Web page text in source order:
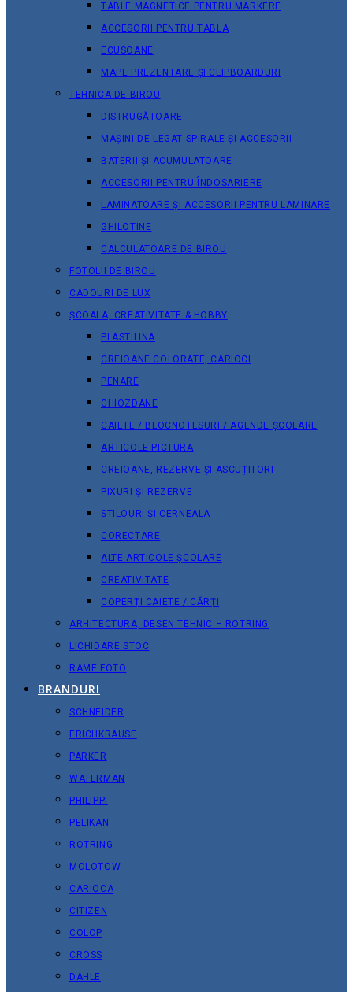
TABLE MAGNETICE PENTRU MARKERE
ACCESORII PENTRU TABLA
ECUSOANE
MAPE PREZENTARE ȘI CLIPBOARDURI
TEHNICA DE BIROU
DISTRUGĂTOARE
MAȘINI DE LEGAT SPIRALE ȘI ACCESORII
BATERII ȘI ACUMULATOARE
ACCESORII PENTRU ÎNDOSARIERE
LAMINATOARE ȘI ACCESORII PENTRU LAMINARE
GHILOTINE
CALCULATOARE DE BIROU
FOTOLII DE BIROU
CADOURI DE LUX
ȘCOALA, CREATIVITATE & HOBBY
PLASTILINA
CREIOANE COLORATE, CARIOCI
PENARE
GHIOZDANE
CAIETE / BLOCNOTESURI / AGENDE ȘCOLARE
ARTICOLE PICTURA
CREIOANE, REZERVE ȘI ASCUȚITORI
PIXURI ȘI REZERVE
STILOURI ȘI CERNEALA
CORECTARE
ALTE ARTICOLE ȘCOLARE
CREATIVITATE
COPERȚI CAIETE / CĂRȚI
ARHITECTURA, DESEN TEHNIC – ROTRING
LICHIDARE STOC
RAME FOTO
BRANDURI
SCHNEIDER
ERICHKRAUSE
PARKER
WATERMAN
PHILIPPI
PELIKAN
ROTRING
MOLOTOW
CARIOCA
CITIZEN
COLOP
CROSS
DAHLE